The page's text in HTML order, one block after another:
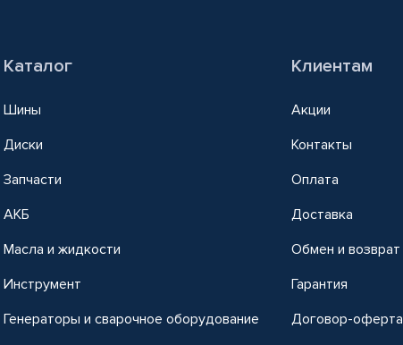
Каталог
Шины
Диски
Запчасти
АКБ
Масла и жидкости
Инструмент
Генераторы и сварочное оборудование
Клиентам
Акции
Контакты
Оплата
Доставка
Обмен и возврат
Гарантия
Договор-оферта